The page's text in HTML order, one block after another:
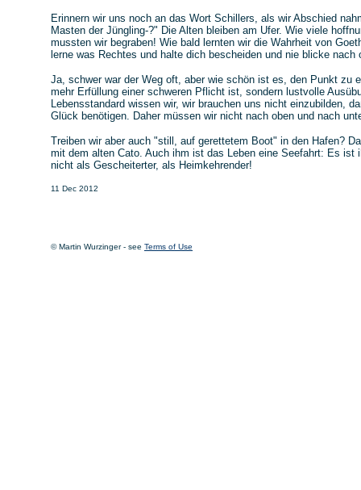
Erinnern wir uns noch an das Wort Schillers, als wir Abschied
Masten der Jüngling-?" Die Alten bleiben am Ufer. Wie viele
mussten wir begraben! Wie bald lernten wir die Wahrheit von
lerne was Rechtes und halte dich bescheiden und nie blicke nach
Ja, schwer war der Weg oft, aber wie schön ist es, den Punkt zu
mehr Erfüllung einer schweren Pflicht ist, sondern lustvolle
Lebensstandard wissen wir, wir brauchen uns nicht einzubilden,
Glück benötigen. Daher müssen wir nicht nach oben und nach
Treiben wir aber auch "still, auf gerettetem Boot" in den Hafen?
mit dem alten Cato. Auch ihm ist das Leben eine Seefahrt: Es
nicht als Gescheiterter, als Heimkehrender!
11 Dec 2012
© Martin Wurzinger - see Terms of Use